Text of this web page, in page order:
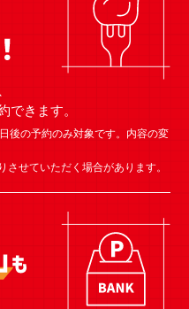
できます。
後の予約のみ対象です。内容の変
せていただく場合があります。